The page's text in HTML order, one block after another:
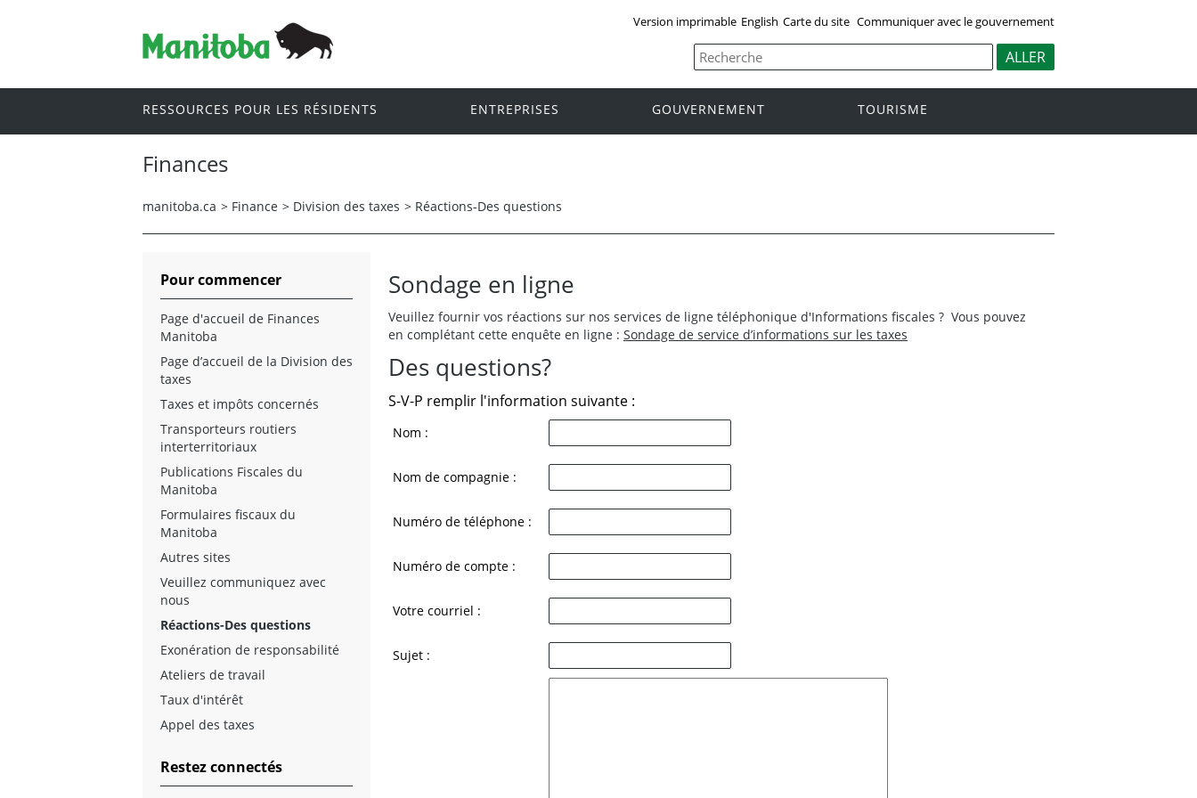
Version imprimable English Carte du site Communiquer avec le gouvernement
RESSOURCES POUR LES RÉSIDENTS ENTREPRISES GOUVERNEMENT TOURISME
Finances
manitoba.ca > Finance > Division des taxes > Réactions-Des questions
Sondage en ligne
Veuillez fournir vos réactions sur nos services de ligne téléphonique d'Informations fiscales ? Vous pouvez
en complétant cette enquête en ligne : Sondage de service d’informations sur les taxes
Des questions?
S-V-P remplir l'information suivante :
Nom :
Nom de compagnie :
Numéro de téléphone :
Numéro de compte :
Votre courriel :
Sujet :
Pour commencer
Page d'accueil de Finances
Manitoba
Page d’accueil de la Division des
taxes
Taxes et impôts concernés
Transporteurs routiers
interterritoriaux
Publications Fiscales du
Manitoba
Formulaires fiscaux du
Manitoba
Autres sites
Veuillez communiquez avec
nous
Réactions-Des questions
Exonération de responsabilité
Ateliers de travail
Taux d'intérêt
Appel des taxes
Restez connectés